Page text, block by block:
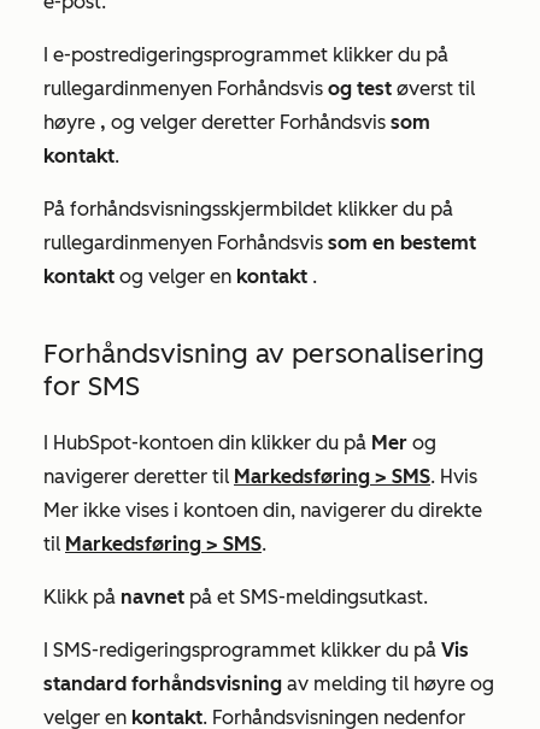
I e-postredigeringsprogrammet klikker du på
rullegardinmenyen Forhåndsvis og test øverst til
høyre , og velger deretter Forhåndsvis som
kontakt.
På forhåndsvisningsskjermbildet klikker du på
rullegardinmenyen Forhåndsvis som en bestemt
kontakt og velger en kontakt .
Forhåndsvisning av personalisering
for SMS
I HubSpot-kontoen din klikker du på Mer og
navigerer deretter til Markedsføring > SMS. Hvis
Mer ikke vises i kontoen din, navigerer du direkte
til Markedsføring > SMS.
Klikk på navnet på et SMS-meldingsutkast.
I SMS-redigeringsprogrammet klikker du på Vis
standard forhåndsvisning av melding til høyre og
velger en kontakt. Forhåndsvisningen nedenfor